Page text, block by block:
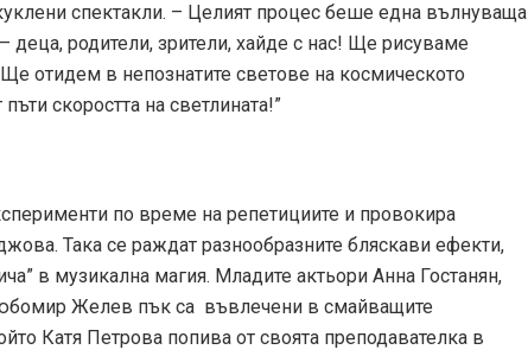
спектакли. – Целият процес беше една вълнуваща
деца, родители, зрители, хайде с нас! Ще рисуваме
отидем в непознатите светове на космическото
скоростта на светлината!”
по време на репетициите и провокира
Така се раждат разнообразните бляскави ефекти,
в музикална магия. Младите актьори Анна Гостанян,
Желев пък са въвлечени в смайващите
Катя Петрова попива от своята преподавателка в